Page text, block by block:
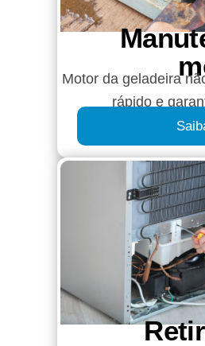
Motor da geladeira
rápido e